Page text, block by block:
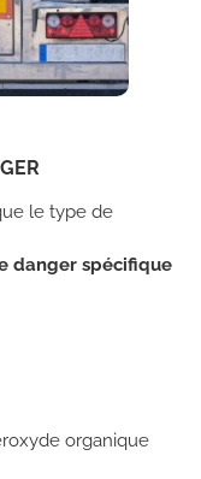
le type de
danger spécifique
organique